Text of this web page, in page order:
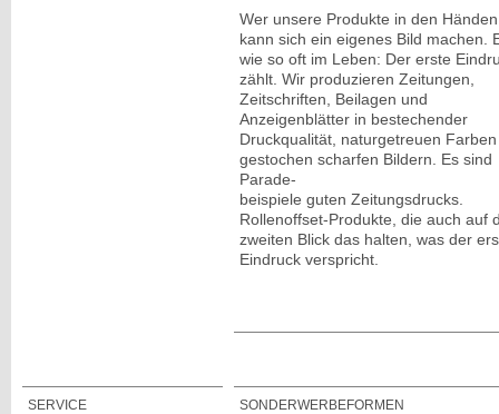
Wer unsere Produkte in den
kann sich ein eigenes Bild machen.
wie so oft im Leben: Der erste
zählt. Wir produzieren Zeitungen,
Zeitschriften, Beilagen und
Anzeigenblätter in bestechender
Druckqualität, naturgetreuen
gestochen scharfen Bildern. Es sind
Parade-
beispiele guten Zeitungsdrucks.
Rollenoffset-Produkte, die auch auf
zweiten Blick das halten, was der
Eindruck verspricht.
SERVICE SONDERWERBEFORMEN